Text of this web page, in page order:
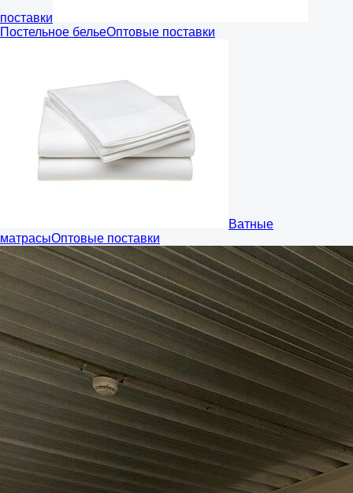
поставки
Постельное бельеОптовые поставки
Ватные
матрасыОптовые поставки